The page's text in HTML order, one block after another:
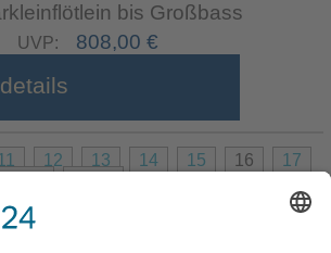
bis Großbass
UVP: 808,00 €
11 12 13 14 15 16
17
Seite 16 von 24